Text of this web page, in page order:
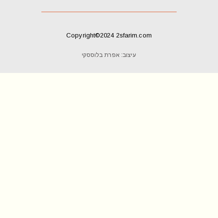
Copyright©2024 2sfarim.com
עיצוב: אפרת בלוססקי